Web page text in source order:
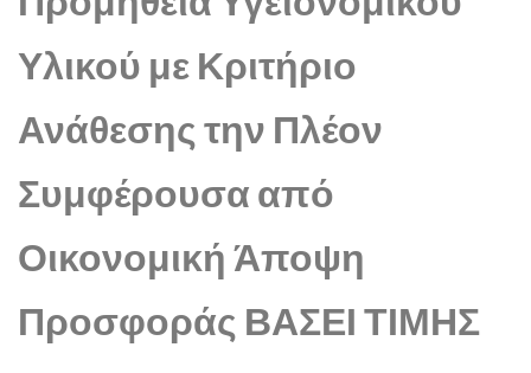
Υλικού με Κριτήριο
Ανάθεσης την Πλέον
Συμφέρουσα από
Οικονομική Άποψη
Προσφοράς ΒΑΣΕΙ ΤΙΜΗΣ